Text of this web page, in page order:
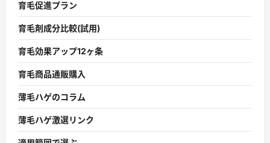
育毛促進プラン
育毛剤成分比較(試用)
育毛効果アップ12ヶ条
育毛商品通販購入
薄毛ハゲのコラム
薄毛ハゲ激選リンク